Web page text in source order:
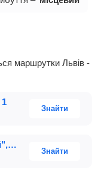
Знайти
Залізничний вокзал "Центральний", Двірцева площа; будинок 1 (Платний паркінг)
Знайти